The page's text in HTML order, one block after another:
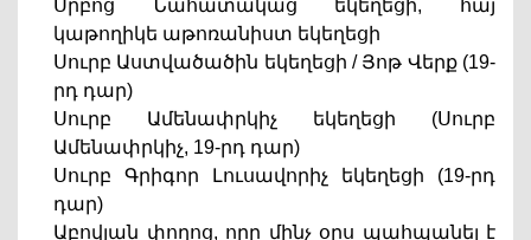
Սրբոց Նահատակաց եկեղեցի, հայ
կաթողիկե աթոռանիստ եկեղեցի
Սուրբ Աստվածածին եկեղեցի / Յոթ Վերք (19-
րդ դար)
Սուրբ Ամենափրկիչ եկեղեցի (Սուրբ
Ամենափրկիչ, 19-րդ դար)
Սուրբ Գրիգոր Լուսավորիչ եկեղեցի (19-րդ
դար)
Աբովյան փողոց, որը մինչ օրս պահպանել է